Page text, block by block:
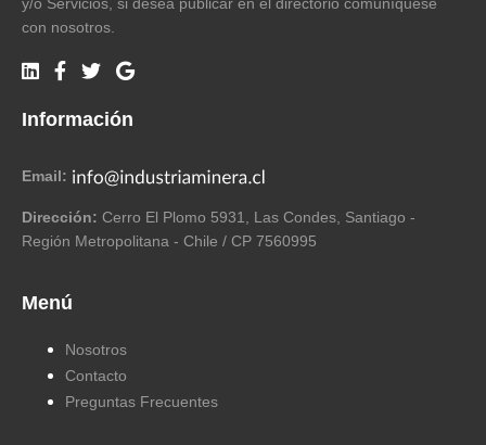
con nosotros.
Información
Email:
Dirección: Cerro El Plomo 5931, Las Condes, Santiago -
Región Metropolitana - Chile / CP 7560995
Menú
Nosotros
Contacto
Preguntas Frecuentes